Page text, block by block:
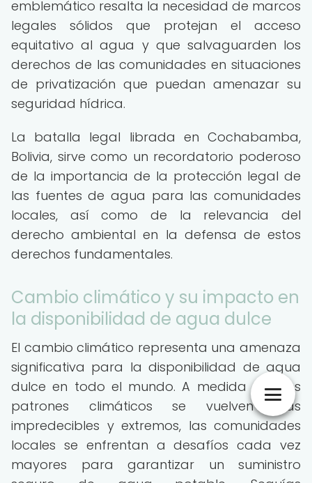
emblemático resalta la necesidad de marcos
legales sólidos que protejan el acceso
equitativo al agua y que salvaguarden los
derechos de las comunidades en situaciones
de privatización que puedan amenazar su
seguridad hídrica.
La batalla legal librada en Cochabamba,
Bolivia, sirve como un recordatorio poderoso
de la importancia de la protección legal de
las fuentes de agua para las comunidades
locales, así como de la relevancia del
derecho ambiental en la defensa de estos
derechos fundamentales.
Cambio climático y su impacto en
la disponibilidad de agua dulce
El cambio climático representa una amenaza
significativa para la disponibilidad de agua
dulce en todo el mundo. A medida que los
patrones climáticos se vuelven más
impredecibles y extremos, las comunidades
locales se enfrentan a desafíos cada vez
mayores para garantizar un suministro